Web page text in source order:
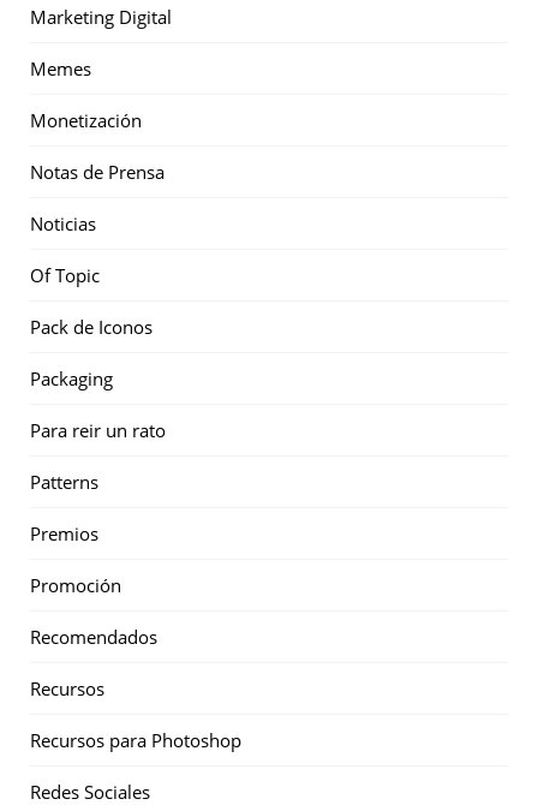
Marketing Digital
Memes
Monetización
Notas de Prensa
Noticias
Of Topic
Pack de Iconos
Packaging
Para reir un rato
Patterns
Premios
Promoción
Recomendados
Recursos
Recursos para Photoshop
Redes Sociales